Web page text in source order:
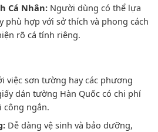
Cá Nhân: Người dùng có thể lựa
phù hợp với sở thích và phong cách
rõ cá tính riêng.
việc sơn tường hay các phương
dán tường Hàn Quốc có chi phí
công ngắn.
Dễ dàng vệ sinh và bảo dưỡng,